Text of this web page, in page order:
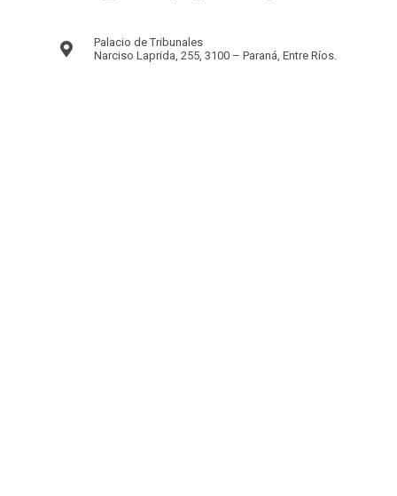
Palacio de Tribunales
Narciso Laprida, 255, 3100 – Paraná, Entre Ríos.